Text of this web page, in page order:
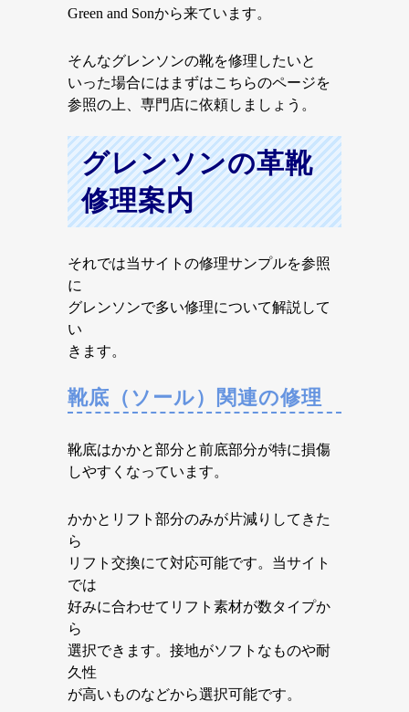
Green and Sonから来ています。
そんなグレンソンの靴を修理したいと
いった場合にはまずはこちらのページを
参照の上、専門店に依頼しましょう。
グレンソンの革靴
修理案内
それでは当サイトの修理サンプルを参照
に
グレンソンで多い修理について解説して
い
きます。
靴底（ソール）関連の修理
靴底はかかと部分と前底部分が特に損傷
しやすくなっています。
かかとリフト部分のみが片減りしてきた
ら
リフト交換にて対応可能です。当サイト
では
好みに合わせてリフト素材が数タイプか
ら
選択できます。接地がソフトなものや耐
久性
が高いものなどから選択可能です。